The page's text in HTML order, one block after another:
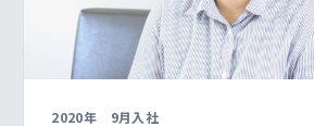
2020年 9月入社